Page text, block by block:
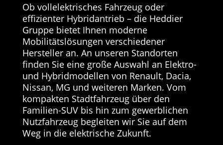
Ob vollelektrisches Fahrzeug oder
effizienter Hybridantrieb – die Heddier
Gruppe bietet Ihnen moderne
Mobilitätslösungen verschiedener
Hersteller an. An unseren Standorten
finden Sie eine große Auswahl an Elektro-
und Hybridmodellen von Renault, Dacia,
Nissan, MG und weiteren Marken. Vom
kompakten Stadtfahrzeug über den
Familien-SUV bis hin zum gewerblichen
Nutzfahrzeug begleiten wir Sie auf dem
Weg in die elektrische Zukunft.